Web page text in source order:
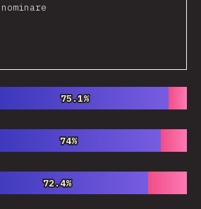
75.1%
75.1%
74%
74%
72.4%
72.4%